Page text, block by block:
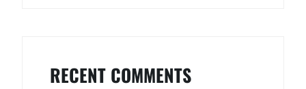
RECENT COMMENTS